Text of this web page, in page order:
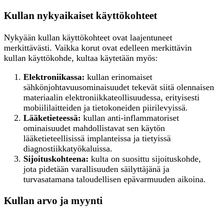
Kullan nykyaikaiset käyttökohteet
Nykyään kullan käyttökohteet ovat laajentuneet
merkittävästi. Vaikka korut ovat edelleen merkittävin
kullan käyttökohde, kultaa käytetään myös:
Elektroniikassa: kullan erinomaiset
sähkönjohtavuusominaisuudet tekevät siitä olennaisen
materiaalin elektroniikkateollisuudessa, erityisesti
mobiililaitteiden ja tietokoneiden piirilevyissä.
Lääketieteessä: kullan anti-inflammatoriset
ominaisuudet mahdollistavat sen käytön
lääketieteellisissä implanteissa ja tietyissä
diagnostiikkatyökaluissa.
Sijoituskohteena: kulta on suosittu sijoituskohde,
jota pidetään varallisuuden säilyttäjänä ja
turvasatamana taloudellisen epävarmuuden aikoina.
Kullan arvo ja myynti